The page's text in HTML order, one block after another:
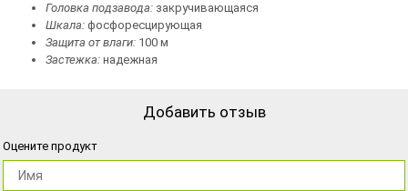
Головка подзавода: закручивающаяся
Шкала: фосфоресцирующая
Защита от влаги: 100 м
Застежка: надежная
Добавить отзыв
Оцените продукт